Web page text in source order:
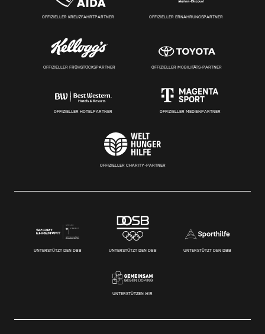
OFFIZIELLER KREUZFAHRTPARTNER OFFIZIELLER ERNÄHRUNGSPARTNER
OFFIZIELLER FRÜHSTÜCKSPARTNER OFFIZIELLER MOBILITÄTS-PARTNER
OFFIZIELLER HOTELPARTNER OFFIZIELLER MEDIENPARTNER
OFFIZIELLER CHARITY-PARTNER
UNTERSTÜTZT DEN DBB UNTERSTÜTZT DEN DBB UNTERSTÜTZT DEN DBB
UNTERSTÜTZEN WIR